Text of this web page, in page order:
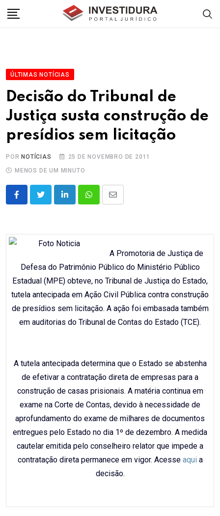
ÚLTIMAS NOTÍCIAS
Decisão do Tribunal de
Justiça susta construção de
presídios sem licitação
POR NOTÍCIAS
25 DE NOVEMBRO DE 2011
MENOS DE UM MINUTO
LinkedInWhatsappShare
A Promotoria de Justiça de
Defesa do Patrimônio Público do Ministério Público
Estadual (MPE) obteve, no Tribunal de Justiça do Estado,
tutela antecipada em Ação Civil Pública contra construção
de presídios sem licitação. A ação foi embasada também
em auditorias do Tribunal de Contas do Estado (TCE).
A tutela antecipada determina que o Estado se abstenha
de efetivar a contratação direta de empresas para a
construção de casas prisionais. A matéria continua em
exame na Corte de Contas, devido à necessidade de
aprofundamento do exame de milhares de documentos
entregues pelo Estado no dia 1º de dezembro. A medida
cautelar emitida pelo conselheiro relator que impede a
contratação direta permanece em vigor. Acesse aquia
decisão.